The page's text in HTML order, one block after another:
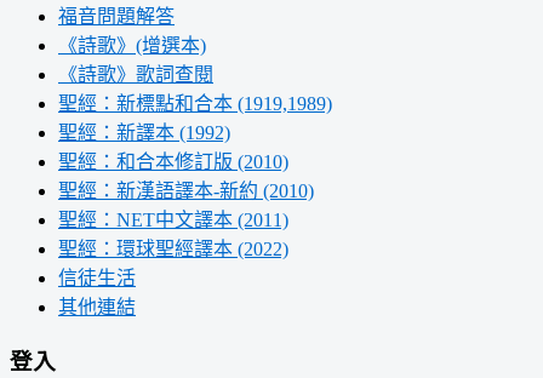
福音問題解答
《詩歌》(增選本)
《詩歌》歌詞查閱
聖經：新標點和合本 (1919,1989)
聖經：新譯本 (1992)
聖經：和合本修訂版 (2010)
聖經：新漢語譯本-新約 (2010)
聖經：NET中文譯本 (2011)
聖經：環球聖經譯本 (2022)
信徒生活
其他連結
登入